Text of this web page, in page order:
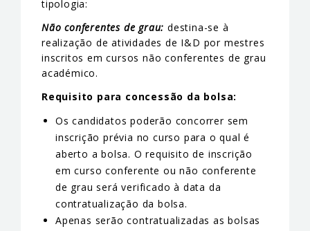
tipologia:
Não conferentes de grau: destina-se à
realização de atividades de I&D por mestres
inscritos em cursos não conferentes de grau
académico.
Requisito para concessão da bolsa:
Os candidatos poderão concorrer sem
inscrição prévia no curso para o qual é
aberto a bolsa. O requisito de inscrição
em curso conferente ou não conferente
de grau será verificado à data da
contratualização da bolsa.
Apenas serão contratualizadas as bolsas